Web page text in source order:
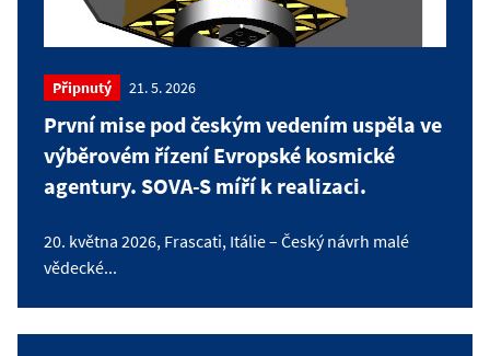
Připnutý 21. 5. 2026
První mise pod českým vedením uspěla ve
výběrovém řízení Evropské kosmické
agentury. SOVA-S míří k realizaci.
20. května 2026, Frascati, Itálie – Český návrh malé
vědecké...